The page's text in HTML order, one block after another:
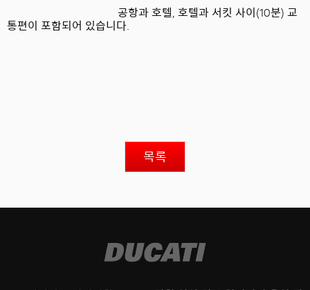
공항과 호텔 호텔과 서킷 사이(10분) 교
통편이 포함되어 있습니다
목록